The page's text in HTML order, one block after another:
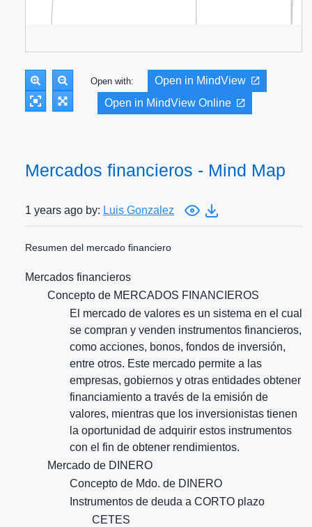
Open with:
Open in MindView
Open in MindView Online
Mercados financieros - Mind Map
1 years ago by: Luis Gonzalez
Resumen del mercado financiero
Mercados financieros
Concepto de MERCADOS FINANCIEROS
El mercado de valores es un sistema en el cual
se compran y venden instrumentos financieros,
como acciones, bonos, fondos de inversión,
entre otros. Este mercado permite a las
empresas, gobiernos y otras entidades obtener
financiamiento a través de la emisión de
valores, mientras que los inversionistas tienen
la oportunidad de adquirir estos instrumentos
con el fin de obtener rendimientos.
Mercado de DINERO
Concepto de Mdo. de DINERO
Instrumentos de deuda a CORTO plazo
CETES